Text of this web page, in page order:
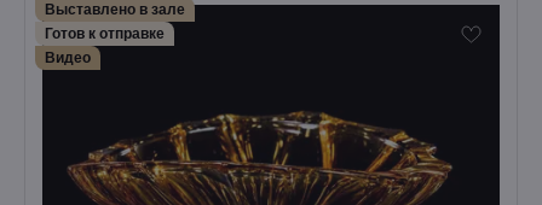
Выставлено в зале
Готов к отправке
Bидео